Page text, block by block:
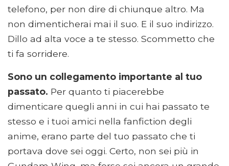
telefono, per non dire di chiunque altro. Ma
non dimenticherai mai il suo. E il suo indirizzo.
Dillo ad alta voce a te stesso. Scommetto che
ti fa sorridere.
Sono un collegamento importante al tuo
passato. Per quanto ti piacerebbe
dimenticare quegli anni in cui hai passato te
stesso e i tuoi amici nella fanfiction degli
anime, erano parte del tuo passato che ti
portava dove sei oggi. Certo, non sei più in